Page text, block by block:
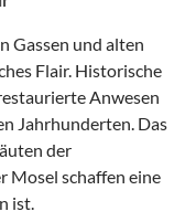
Gassen und alten
Flair. Historische
Anwesen
Jahrhunderten. Das
der
Mosel schaffen eine
ist.